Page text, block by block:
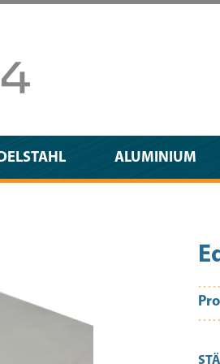
ALUMINIUM